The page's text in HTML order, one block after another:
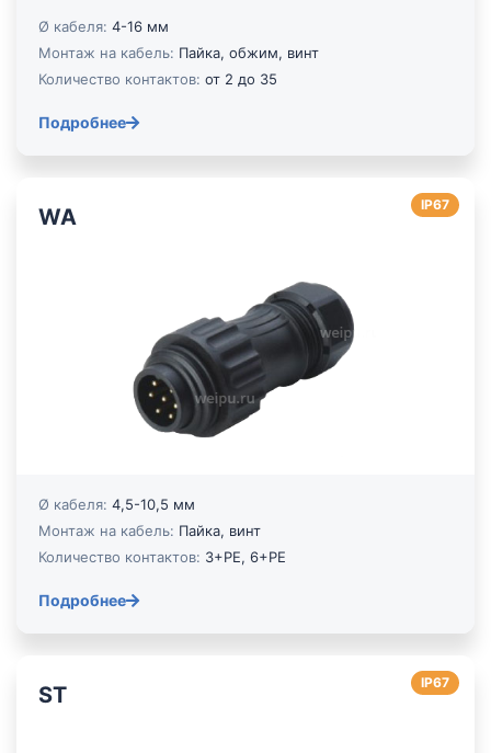
Ø кабеля: 4-16 мм
Монтаж на кабель: Пайка, обжим, винт
Количество контактов: от 2 до 35
Подробнее
WA IP67
Ø кабеля: 4,5-10,5 мм
Монтаж на кабель: Пайка, винт
Количество контактов: 3+PE, 6+PE
Подробнее
ST IP67